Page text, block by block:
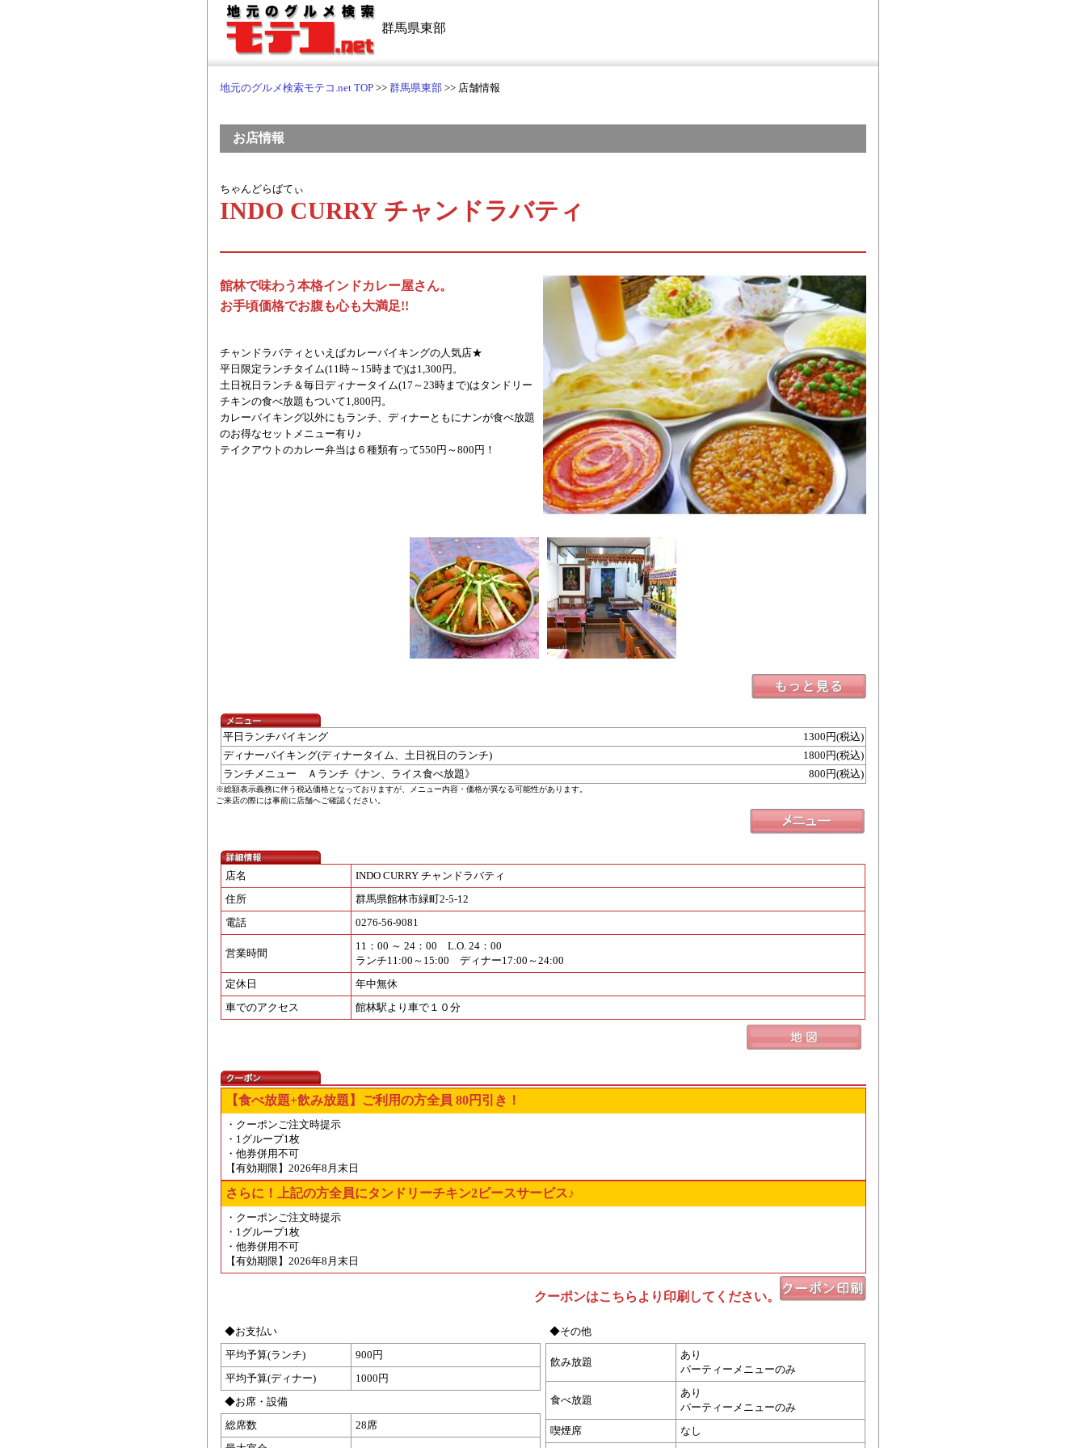
群馬県東部
地元のグルメ検索モテコ.net TOP >> 群馬県東部 >> 店舗情報
お店情報
ちゃんどらばてぃ
INDO CURRY チャンドラバティ
館林で味わう本格インドカレー屋さん。
お手頃価格でお腹も心も大満足!!
チャンドラバティといえばカレーバイキングの人気店★
平日限定ランチタイム(11時～15時まで)は1,300円。
土日祝日ランチ＆毎日ディナータイム(17～23時まで)はタンドリー
チキンの食べ放題もついて1,800円。
カレーバイキング以外にもランチ、ディナーともにナンが食べ放題
のお得なセットメニュー有り♪
テイクアウトのカレー弁当は６種類有って550円～800円！
平日ランチバイキング
1300円(税込)
ディナーバイキング(ディナータイム、土日祝日のランチ)
1800円(税込)
ランチメニュー Ａランチ《ナン、ライス食べ放題》
800円(税込)
※総額表示義務に伴う税込価格となっておりますが、メニュー内容・価格が異なる可能性があります。
ご来店の際には事前に店舗へご確認ください。
店名
INDO CURRY チャンドラバティ
住所
群馬県館林市緑町2-5-12
電話
0276-56-9081
営業時間
11：00 ～ 24：00 L.O. 24：00
ランチ11:00～15:00 ディナー17:00～24:00
定休日
年中無休
車でのアクセス
館林駅より車で１０分
【食べ放題+飲み放題】ご利用の方全員 80円引き！
・クーポンご注文時提示
・1グループ1枚
・他券併用不可
【有効期限】2026年8月末日
さらに！上記の方全員にタンドリーチキン2ピースサービス♪
・クーポンご注文時提示
・1グループ1枚
・他券併用不可
【有効期限】2026年8月末日
クーポンはこちらより印刷してください。
◆お支払い
平均予算(ランチ)
900円
平均予算(ディナー)
1000円
◆お席・設備
総席数
28席
◆その他
飲み放題
あり
パーティーメニューのみ
食べ放題
あり
パーティーメニューのみ
喫煙席
なし